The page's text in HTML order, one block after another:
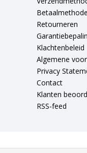
Retourneren
Klachtenbeleid
Algemene
Privacy
Contact
Klanten
RSS-feed